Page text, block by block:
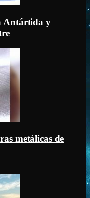
Antártida y
metálicas de